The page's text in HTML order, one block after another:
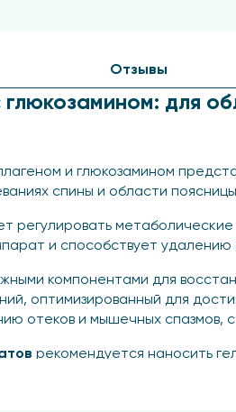
для
и глюкозамином
спины и области
регулировать
и способствует удалению
компонентами для
оптимизированный для
отеков и мышечных
рекомендуется наносить
применяя его 2-3 раза
Отзывы